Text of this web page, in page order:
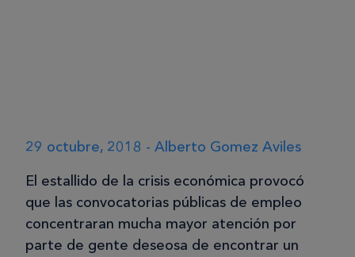
29 octubre, 2018 - Alberto Gomez Aviles
El estallido de la crisis económica provocó
que las convocatorias públicas de empleo
concentraran mucha mayor atención por
parte de gente deseosa de encontrar un